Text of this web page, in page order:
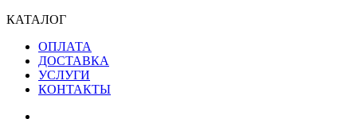
КАТАЛОГ
ОПЛАТА
ДОСТАВКА
УСЛУГИ
КОНТАКТЫ